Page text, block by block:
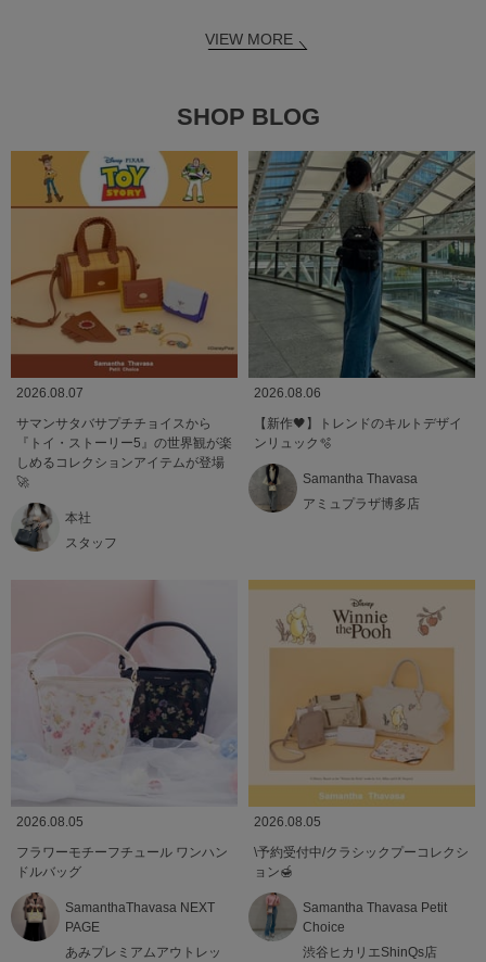
VIEW MORE
SHOP BLOG
2026.08.07
サマンサタバサプチチョイスから
『トイ・ストーリー5』の世界観が楽
しめるコレクションアイテムが登場
🚀
本社
スタッフ
2026.08.06
【新作🖤】トレンドのキルトデザイ
ンリュック🫧
Samantha Thavasa
アミュプラザ博多店
2026.08.05
フラワーモチーフチュール ワンハン
ドルバッグ
SamanthaThavasa NEXT
PAGE
あみプレミアムアウトレッ
2026.08.05
\予約受付中/クラシックプーコレクシ
ョン🍯
Samantha Thavasa Petit
Choice
渋谷ヒカリエShinQs店